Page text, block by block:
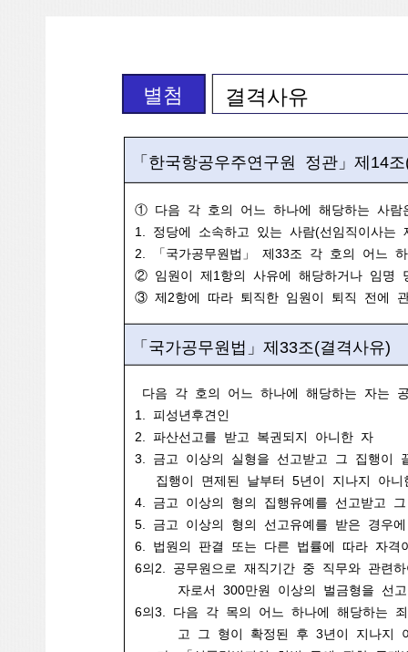
별첨 결격사유
「한국항공우주연구원 정관」제14
① 다음 각 호의 어느 하나에 해당하는 사람
1. 정당에 소속하고 있는 사람(선임직이사는
2. 「국가공무원법」 제33조 각 호의 어느
② 임원이 제1항의 사유에 해당하거나 임명
③ 제2항에 따라 퇴직한 임원이 퇴직 전에
「국가공무원법」제33조(결격사유)
다음 각 호의 어느 하나에 해당하는 자는
1. 피성년후견인
2. 파산선고를 받고 복권되지 아니한 자
3. 금고 이상의 실형을 선고받고 그 집행이
집행이 면제된 날부터 5년이 지나지 아니
4. 금고 이상의 형의 집행유예를 선고받고
5. 금고 이상의 형의 선고유예를 받은 경우
6. 법원의 판결 또는 다른 법률에 따라 자격
6의2. 공무원으로 재직기간 중 직무와 관련
자로서 300만원 이상의 벌금형을 선
6의3. 다음 각 목의 어느 하나에 해당하는
고 그 형이 확정된 후 3년이 지나지